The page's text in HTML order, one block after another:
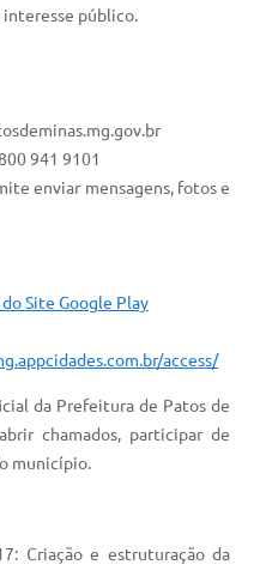
interesse público.
941 9101
enviar mensagens, fotos e
do Site Google Play
access/
da Prefeitura de Patos de
chamados, participar de
município.
Criação e estruturação da